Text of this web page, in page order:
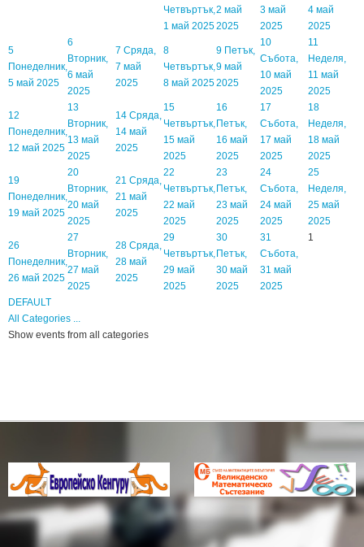
Четвъртък,
1 май 2025
2 май
2025
3 май
2025
4 май
2025
5
Понеделник,
5 май 2025
6
Вторник,
6 май
2025
7 Сряда,
7 май
2025
8
Четвъртък,
8 май 2025
9 Петък,
9 май
2025
10
Събота,
10 май
2025
11
Неделя,
11 май
2025
12
Понеделник,
12 май 2025
13
Вторник,
13 май
2025
14 Сряда,
14 май
2025
15
Четвъртък,
15 май
2025
16
Петък,
16 май
2025
17
Събота,
17 май
2025
18
Неделя,
18 май
2025
19
Понеделник,
19 май 2025
20
Вторник,
20 май
2025
21 Сряда,
21 май
2025
22
Четвъртък,
22 май
2025
23
Петък,
23 май
2025
24
Събота,
24 май
2025
25
Неделя,
25 май
2025
26
Понеделник,
26 май 2025
27
Вторник,
27 май
2025
28 Сряда,
28 май
2025
29
Четвъртък,
29 май
2025
30
Петък,
30 май
2025
31
Събота,
31 май
2025
1
DEFAULT
All Categories ...
Show events from all categories